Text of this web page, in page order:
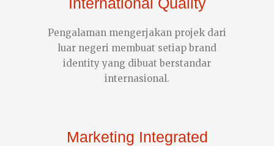
Pengalaman mengerjakan projek dari
luar negeri membuat setiap brand
identity yang dibuat berstandar
internasional.
Marketing Integrated